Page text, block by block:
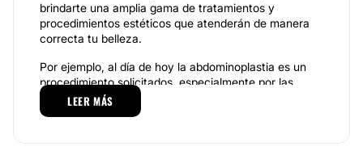
brindarte una amplia gama de tratamientos y
procedimientos estéticos que atenderán de manera
correcta tu belleza.
Por ejemplo, al día de hoy la abdominoplastia es un
procedimiento solicitados, especialmente por las
mujeres que han presentado embarazo o sobrepeso y
que desean eliminar la piel flácida de su abdomen.
LEER MÁS